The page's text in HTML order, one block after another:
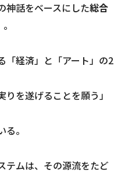
神話をベースにした総合
。
「経済」と「アート」の2
を遂げることを願う」
。
テムは、その源流をたど